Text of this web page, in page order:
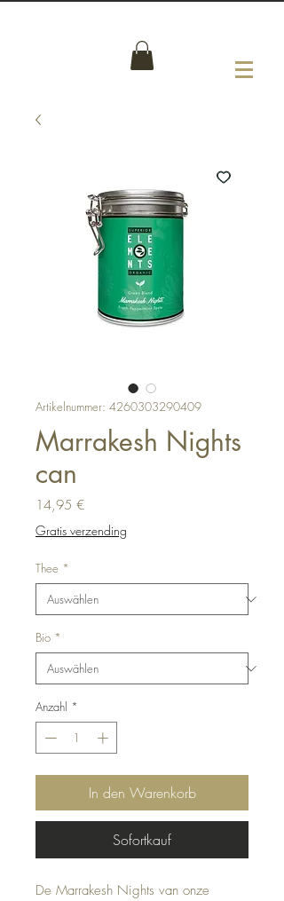
Artikelnummer: 4260303290409
Marrakesh Nights
can
14,95 €Preis
Gratis verzending
Thee *
Bio *
Anzahl *
In den Warenkorb
Sofortkauf
De Marrakesh Nights van onze